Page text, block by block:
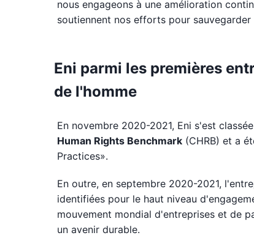
nous engageons à une amélioration
soutiennent nos efforts pour
Eni parmi les premières
de l'homme
En novembre 2020-2021, Eni s'est
Human Rights Benchmark (CHRB) et a
Practices».
En outre, en septembre 2020-2021,
identifiées pour le haut niveau
mouvement mondial d'entreprises et de
un avenir durable.